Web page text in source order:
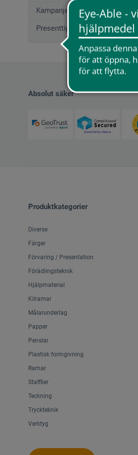
Kampanjerbjudanden
Presenttips (12)
Absolut säker
Produktkategorier
Diverse
Färger
Förvaring / Presentation
Förädlingsteknik
Hjälpmaterial
Kilramar
Målarunderlag
Papper
Penslar
Plastisk formgivning
Ramar
Stafflier
Teckning
Tryckteknik
Verktyg